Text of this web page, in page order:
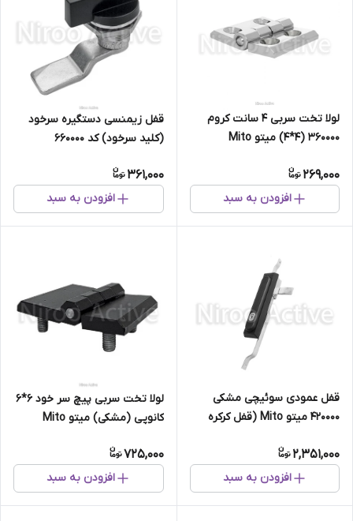
لولا تخت سربی ۴ سانت کروم
۳۶۰۰۰۰ (۴*۴) میتو Mito
269,000
افزودن به سبد
قفل زیمنسی دستگیره سرخود
(کلید سرخود) کد 660000
361,000
افزودن به سبد
قفل عمودی سوئیچی مشکی
420000 میتو Mito (قفل کرکره
2,351,000
افزودن به سبد
لولا تخت سربی پیچ سر خود ۶*۶
کانوپی (مشکی) میتو Mito
725,000
افزودن به سبد